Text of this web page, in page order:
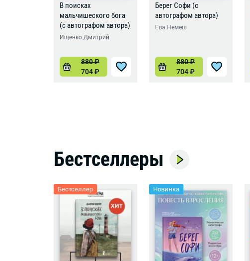
В поисках
мальчишеского бога
(с автографом автора)
Ищенко Дмитрий
880₽
704₽
Берег Софи (с
автографом автора)
Ева Немеш
880₽
704₽
Бестселлеры
Бестселлер Новинка